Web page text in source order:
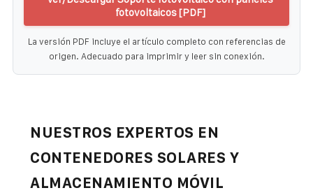
fotovoltaicos [PDF]
La versión PDF incluye el artículo completo con referencias de
origen. Adecuado para imprimir y leer sin conexión.
NUESTROS EXPERTOS EN
CONTENEDORES SOLARES Y
ALMACENAMIENTO MÓVIL